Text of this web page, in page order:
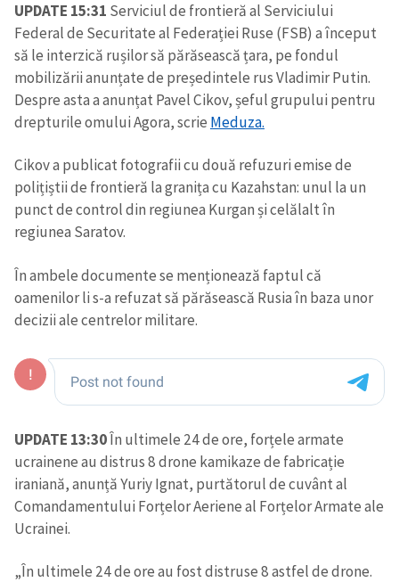
UPDATE 15:31 Serviciul de frontieră al Serviciului
Federal de Securitate al Federației Ruse (FSB) a început
să le interzică rușilor să părăsească țara, pe fondul
mobilizării anunțate de președintele rus Vladimir Putin.
Despre asta a anunțat Pavel Cikov, șeful grupului pentru
drepturile omului Agora, scrie Meduza.
Cikov a publicat fotografii cu două refuzuri emise de
polițiștii de frontieră la granița cu Kazahstan: unul la un
punct de control din regiunea Kurgan și celălalt în
regiunea Saratov.
În ambele documente se menționează faptul că
oamenilor li s-a refuzat să părăsească Rusia în baza unor
decizii ale centrelor militare.
UPDATE 13:30În ultimele 24 de ore, forțele armate
ucrainene au distrus 8 drone kamikaze de fabricație
iraniană, anunță Yuriy Ignat, purtătorul de cuvânt al
Comandamentului Forțelor Aeriene al Forțelor Armate ale
Ucrainei.
„În ultimele 24 de ore au fost distruse 8 astfel de drone.